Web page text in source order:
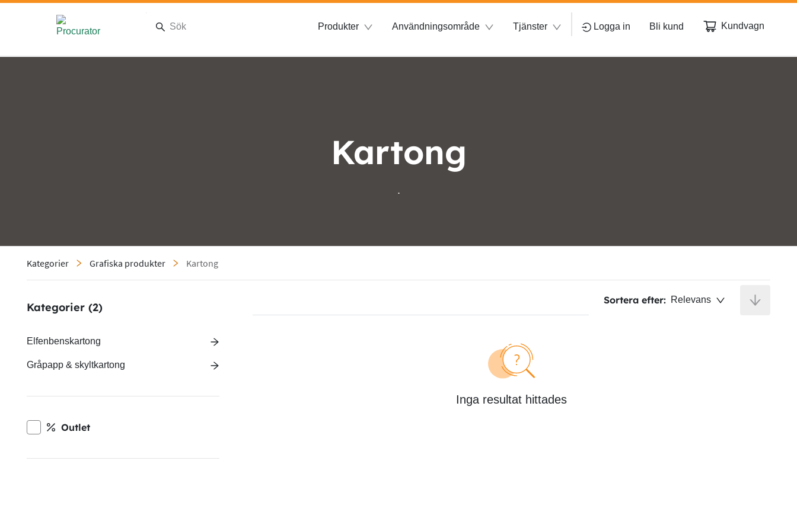
Produkter Användningsområde Tjänster Logga in Bli kund Kundvagn
Kartong
.
Kategorier Grafiska produkter Kartong
Kategorier (2)
Elfenbenskartong
Gråpapp & skyltkartong
Outlet
Sortera efter: Relevans
Inga resultat hittades